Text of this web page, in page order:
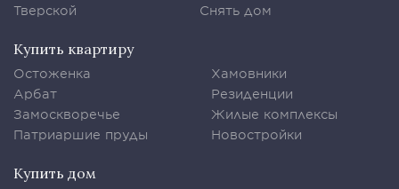
Тверской
Снять дом
Купить квартиру
Остоженка
Арбат
Замоскворечье
Патриаршие пруды
Хамовники
Резиденции
Жилые комплексы
Новостройки
Купить дом